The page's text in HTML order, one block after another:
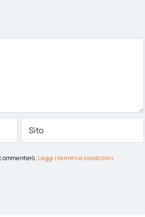
Leggi i termini e condizioni.